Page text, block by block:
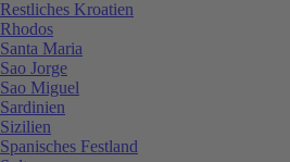
Restliches Kroatien
Rhodos
Santa Maria
Sao Jorge
Sao Miguel
Sardinien
Sizilien
Spanisches Festland